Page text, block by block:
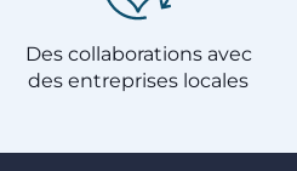
Des collaborations avec
des entreprises locales